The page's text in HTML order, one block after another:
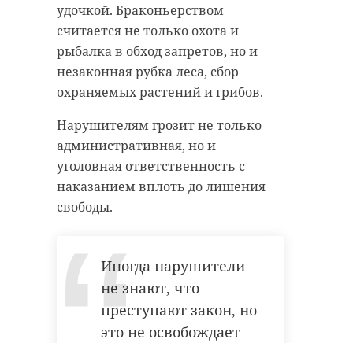
удочкой. Браконьерством
считается не только охота и
рыбалка в обход запретов, но и
незаконная рубка леса, сбор
охраняемых растений и грибов.
Нарушителям грозит не только
административная, но и
уголовная ответственность с
наказанием вплоть до лишения
свободы.
Иногда нарушители
не знают, что
преступают закон, но
это не освобождает